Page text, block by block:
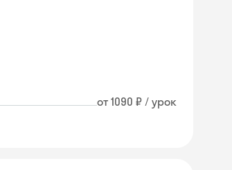
от 1090 ₽ / урок